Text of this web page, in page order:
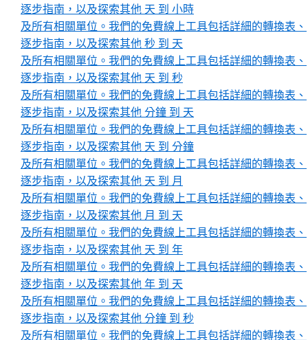
逐步指南，以及探索其他 天 到 小時
及所有相關單位。我們的免費線上工具包括詳細的轉換表、
逐步指南，以及探索其他 秒 到 天
及所有相關單位。我們的免費線上工具包括詳細的轉換表、
逐步指南，以及探索其他 天 到 秒
及所有相關單位。我們的免費線上工具包括詳細的轉換表、
逐步指南，以及探索其他 分鐘 到 天
及所有相關單位。我們的免費線上工具包括詳細的轉換表、
逐步指南，以及探索其他 天 到 分鐘
及所有相關單位。我們的免費線上工具包括詳細的轉換表、
逐步指南，以及探索其他 天 到 月
及所有相關單位。我們的免費線上工具包括詳細的轉換表、
逐步指南，以及探索其他 月 到 天
及所有相關單位。我們的免費線上工具包括詳細的轉換表、
逐步指南，以及探索其他 天 到 年
及所有相關單位。我們的免費線上工具包括詳細的轉換表、
逐步指南，以及探索其他 年 到 天
及所有相關單位。我們的免費線上工具包括詳細的轉換表、
逐步指南，以及探索其他 分鐘 到 秒
及所有相關單位。我們的免費線上工具包括詳細的轉換表、